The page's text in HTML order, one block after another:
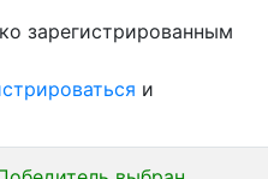
зарегистрированным
и